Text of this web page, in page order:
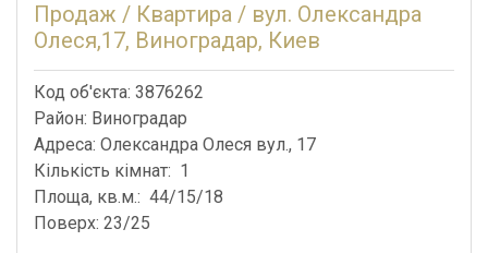
Продаж / Квартира / вул. Олександра
Олеся,17, Виноградар, Киев
Код об'єкта: 3876262
Район: Виноградар
Адреса: Олександра Олеся вул., 17
Кількість кімнат: 1
Площа, кв.м.: 44/15/18
Поверх: 23/25